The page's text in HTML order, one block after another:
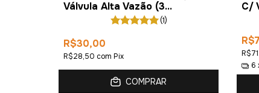
Válvula Alta Vazão (3
Unidades)
(1)
R$30,00
R$28,50 com Pix
COMPRAR
C/
6